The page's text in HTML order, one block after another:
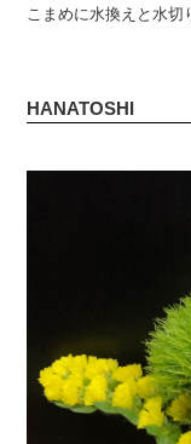
こまめに水換えと水切
HANATOSHI